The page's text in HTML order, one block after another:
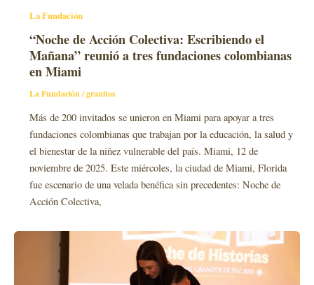
La Fundación
“Noche de Acción Colectiva: Escribiendo el
Mañana” reunió a tres fundaciones colombianas
en Miami
La Fundación/granitos
Más de 200 invitados se unieron en Miami para apoyar a tres
fundaciones colombianas que trabajan por la educación, la salud y
el bienestar de la niñez vulnerable del país. Miami, 12 de
noviembre de 2025. Este miércoles, la ciudad de Miami, Florida
fue escenario de una velada benéfica sin precedentes: Noche de
Acción Colectiva,